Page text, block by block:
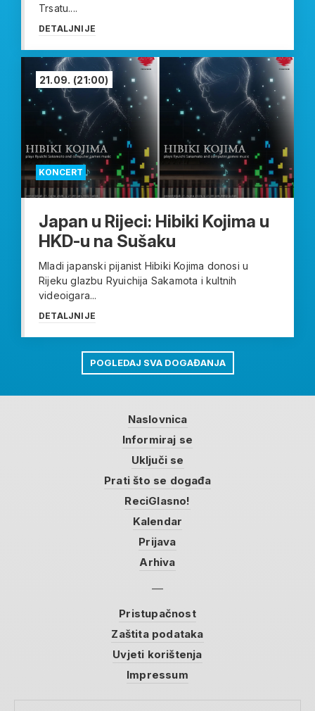
Trsatu....
DETALJNIJE
KONCERT
21.09. (21:00)
Japan u Rijeci: Hibiki Kojima u
HKD-u na Sušaku
Mladi japanski pijanist Hibiki Kojima donosi u
Rijeku glazbu Ryuichija Sakamota i kultnih
videoigara...
DETALJNIJE
POGLEDAJ SVA DOGAĐANJA
Naslovnica
Informiraj se
Uključi se
Prati što se događa
ReciGlasno!
Kalendar
Prijava
Arhiva
Pristupačnost
Zaštita podataka
Uvjeti korištenja
Impressum